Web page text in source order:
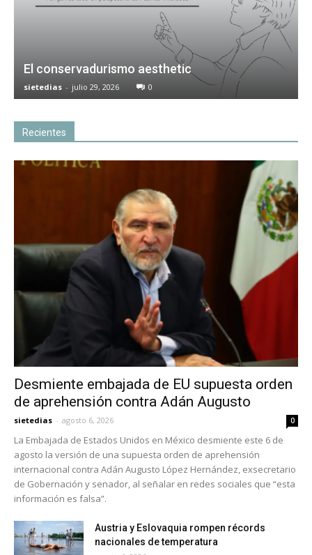
El conservadurismo aesthetic
sietedias - julio 29, 2026 0
Recientes
Desmiente embajada de EU supuesta orden
de aprehensión contra Adán Augusto
sietedias - agosto 6, 2026 0
La Embajada de Estados Unidos en México desmiente este 6 de
agosto la versión de una supuesta orden de aprehensión
internacional contra Adán Augusto López Hernández, exsecretario
de Gobernación y senador, al señalar en redes sociales que “esta
información es falsa”.
Austria y Eslovaquia rompen récords
nacionales de temperatura